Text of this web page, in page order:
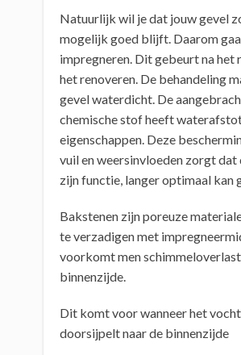
Natuurlijk wil je dat jouw gevel
mogelijk goed blijft. Daarom
impregneren. Dit gebeurt na het
het renoveren. De behandeling
gevel waterdicht. De
chemische stof heeft
eigenschappen. Deze
vuil en weersinvloeden zorgt dat
zijn functie, langer optimaal kan
Bakstenen zijn poreuze
te verzadigen met
voorkomt men schimmeloverlast
binnenzijde.
Dit komt voor wanneer het vocht
doorsijpelt naar de binnenzijde